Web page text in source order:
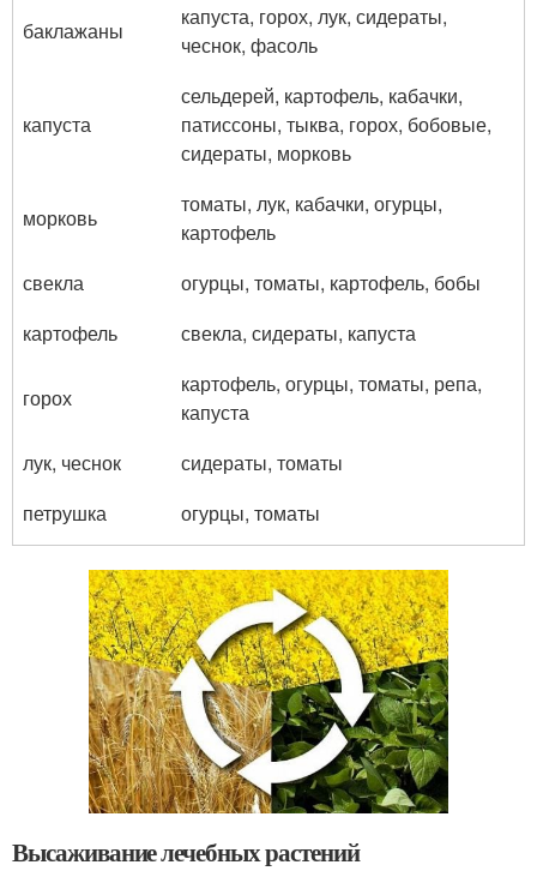
баклажаны
капуста, горох, лук, сидераты,
чеснок, фасоль
капуста
сельдерей, картофель, кабачки,
патиссоны, тыква, горох, бобовые,
сидераты, морковь
морковь
томаты, лук, кабачки, огурцы,
картофель
свекла
огурцы, томаты, картофель, бобы
картофель
свекла, сидераты, капуста
горох
картофель, огурцы, томаты, репа,
капуста
лук, чеснок
сидераты, томаты
петрушка
огурцы, томаты
Высаживание лечебных растений